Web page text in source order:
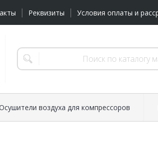
Реквизиты Условия оплаты и
воздуха для компрессоров